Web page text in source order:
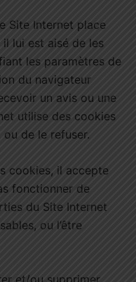
Site Internet place
lui est aisé de les
les paramètres de
du navigateur
un avis ou une
utilise des cookies
ou de le refuser.
cookies, il accepte
fonctionner de
du Site Internet
ou l’être
et/ou supprimer